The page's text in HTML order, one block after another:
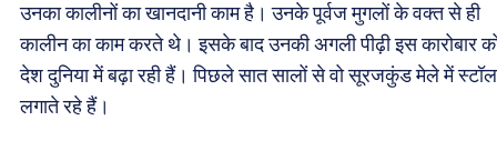
उनका कालीनों का खानदानी काम है। उनके पूर्वज मुगलों के वक्त से ही
कालीन का काम करते थे। इसके बाद उनकी अगली पीढ़ी इस कारोबार
देश दुनिया में बढ़ा रही हैं। पिछले सात सालों से वो सूरजकुंड मेले में स्टॉल
लगाते रहे हैं।